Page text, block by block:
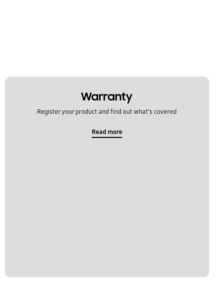
Warranty
Register your product and find out what's covered
Read more